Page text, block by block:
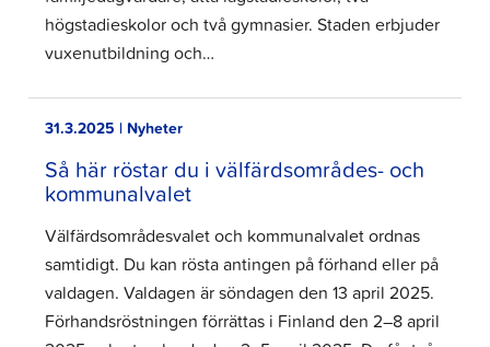
högstadieskolor och två gymnasier. Staden erbjuder
vuxenutbildning och…
31.3.2025 | Nyheter
Så här röstar du i välfärdsområdes- och
kommunalvalet
Välfärdsområdesvalet och kommunalvalet ordnas
samtidigt. Du kan rösta antingen på förhand eller på
valdagen. Valdagen är söndagen den 13 april 2025.
Förhandsröstningen förrättas i Finland den 2–8 april